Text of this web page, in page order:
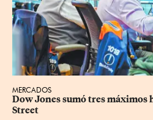
MERCADOS
Dow Jones sumó tres
Street